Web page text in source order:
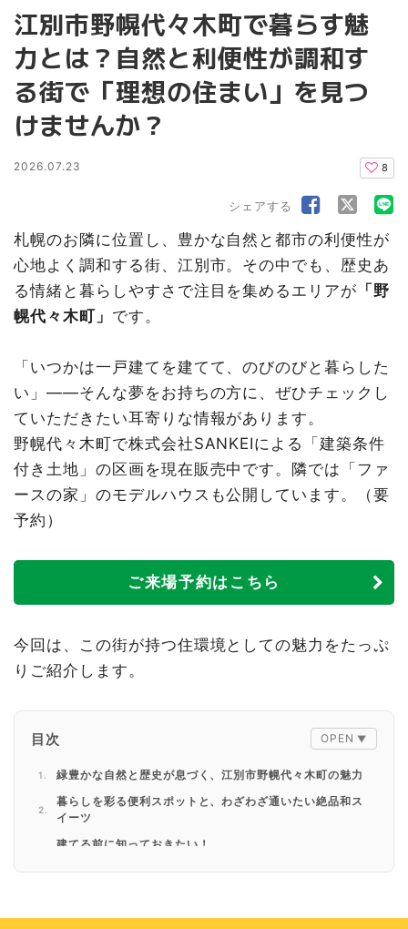
江別市野幌代々木町で暮らす魅
力とは？自然と利便性が調和す
る街で「理想の住まい」を見つ
けませんか？
2026.07.23 8
シェアする
札幌のお隣に位置し、豊かな自然と都市の利便性が
心地よく調和する街、江別市。その中でも、歴史あ
る情緒と暮らしやすさで注目を集めるエリアが 「野
幌代々木町」 ​です。
「いつかは一戸建てを建てて、のびのびと暮らした
い」――そんな夢をお持ちの方に、ぜひチェックし
ていただきたい耳寄りな情報があります。
野幌代々木町で株式会社SANKEIによる「建築条件
付き土地」の区画を現在販売中です。隣では「ファ
ースの家」のモデルハウスも公開しています。（要
予約）
ご来場予約はこちら
今回は、この街が持つ住環境としての魅力をたっぷ
りご紹介します。
目次
緑豊かな自然と歴史が息づく、江別市野幌代々木町の魅力
暮らしを彩る便利スポットと、わざわざ通いたい絶品和ス
イーツ
建てる前に知っておきたい！